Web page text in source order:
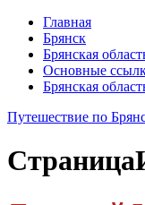
Главная
Брянск
Брянская
Основные
Брянская
Путешествие по
Страница